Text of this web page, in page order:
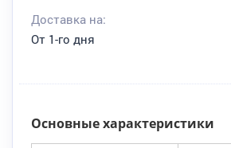
Доставка на:
От 1-го дня
Основные характеристики